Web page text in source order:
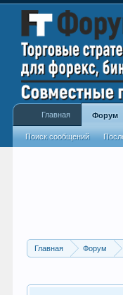
Главная Форум
Главная Форум
Поиск сообщений